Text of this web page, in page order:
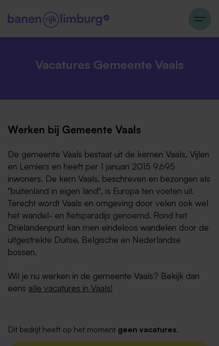
Vacatures Gemeente Vaals
Werken bij Gemeente Vaals
De gemeente Vaals bestaat uit de kernen Vaals, Vijlen
en Lemiers en heeft per 1 januari 2015 9.695
inwoners. De kern Vaals, beschreven en bezongen als
"buitenland in eigen land", is Europa ten voeten uit.
Terecht wordt Vaals en omgeving door velen ook wel
het wandel- en fietsparadijs genoemd. Rond het
Drielandenpunt kan men eindeloos wandelen door de
uitgestrekte Duitse, Belgische en Nederlandse
bossen.
Wil je nu werken in de gemeente Vaals? Bekijk dan
eens alle vacatures in Vaals!
Dit bedrijf heeft op het moment geen vacatures.